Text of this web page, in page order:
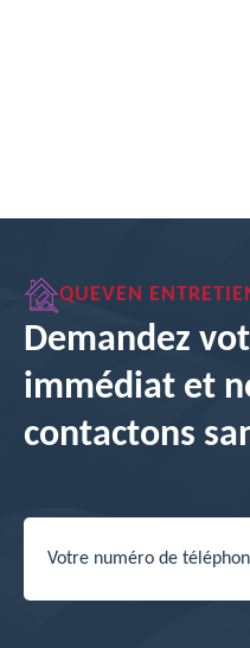
QUEVEN
Demandez
immédiat et
contactons